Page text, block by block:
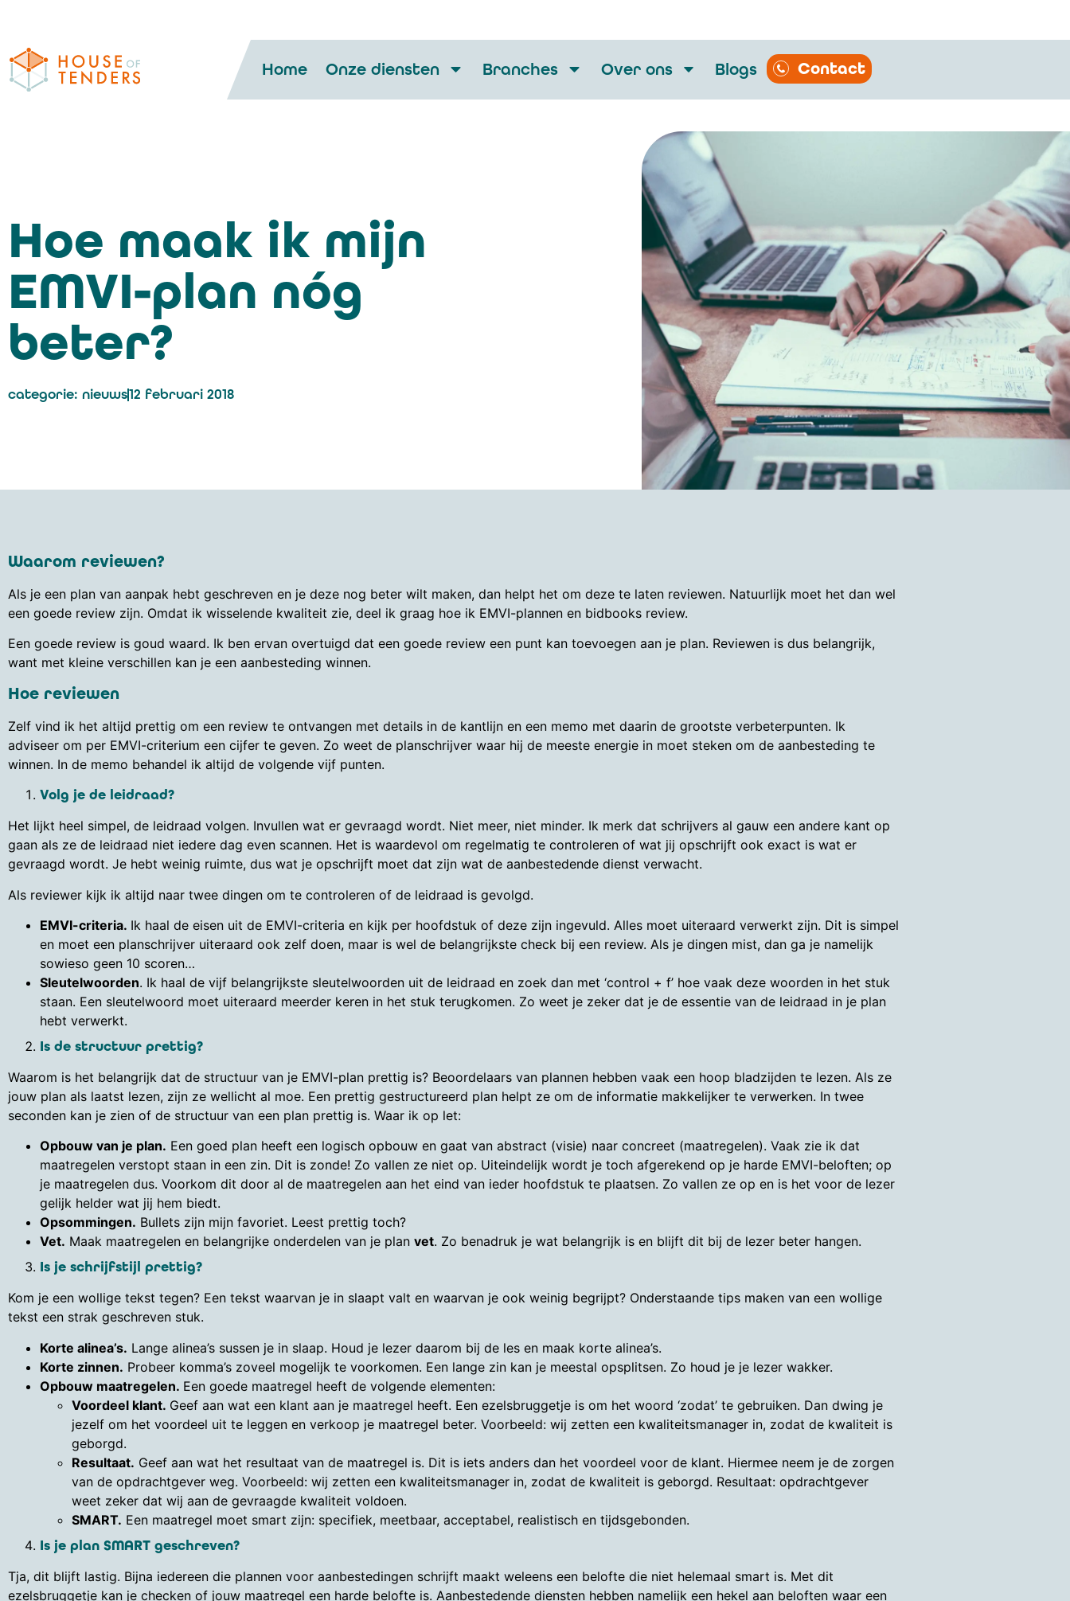
Home Onze diensten Branches Over ons Blogs Contact
Hoe maak ik mijn
EMVI-plan nóg
beter?
categorie: nieuws12 februari 2018
Waarom reviewen?
Als je een plan van aanpak hebt geschreven en je deze nog beter wilt maken, dan helpt het om deze te laten reviewen. Natuurlijk moet het dan wel
een goede review zijn. Omdat ik wisselende kwaliteit zie, deel ik graag hoe ik EMVI-plannen en bidbooks review.
Een goede review is goud waard. Ik ben ervan overtuigd dat een goede review een punt kan toevoegen aan je plan. Reviewen is dus belangrijk,
want met kleine verschillen kan je een aanbesteding winnen.
Hoe reviewen
Zelf vind ik het altijd prettig om een review te ontvangen met details in de kantlijn en een memo met daarin de grootste verbeterpunten. Ik
adviseer om per EMVI-criterium een cijfer te geven. Zo weet de planschrijver waar hij de meeste energie in moet steken om de aanbesteding te
winnen. In de memo behandel ik altijd de volgende vijf punten.
Volg je de leidraad?
Het lijkt heel simpel, de leidraad volgen. Invullen wat er gevraagd wordt. Niet meer, niet minder. Ik merk dat schrijvers al gauw een andere kant op
gaan als ze de leidraad niet iedere dag even scannen. Het is waardevol om regelmatig te controleren of wat jij opschrijft ook exact is wat er
gevraagd wordt. Je hebt weinig ruimte, dus wat je opschrijft moet dat zijn wat de aanbestedende dienst verwacht.
Als reviewer kijk ik altijd naar twee dingen om te controleren of de leidraad is gevolgd.
EMVI-criteria. Ik haal de eisen uit de EMVI-criteria en kijk per hoofdstuk of deze zijn ingevuld. Alles moet uiteraard verwerkt zijn. Dit is simpel
en moet een planschrijver uiteraard ook zelf doen, maar is wel de belangrijkste check bij een review. Als je dingen mist, dan ga je namelijk
sowieso geen 10 scoren…
Sleutelwoorden. Ik haal de vijf belangrijkste sleutelwoorden uit de leidraad en zoek dan met ‘control + f’ hoe vaak deze woorden in het stuk
staan. Een sleutelwoord moet uiteraard meerder keren in het stuk terugkomen. Zo weet je zeker dat je de essentie van de leidraad in je plan
hebt verwerkt.
Is de structuur prettig?
Waarom is het belangrijk dat de structuur van je EMVI-plan prettig is? Beoordelaars van plannen hebben vaak een hoop bladzijden te lezen. Als ze
jouw plan als laatst lezen, zijn ze wellicht al moe. Een prettig gestructureerd plan helpt ze om de informatie makkelijker te verwerken. In twee
seconden kan je zien of de structuur van een plan prettig is. Waar ik op let:
Opbouw van je plan. Een goed plan heeft een logisch opbouw en gaat van abstract (visie) naar concreet (maatregelen). Vaak zie ik dat
maatregelen verstopt staan in een zin. Dit is zonde! Zo vallen ze niet op. Uiteindelijk wordt je toch afgerekend op je harde EMVI-beloften; op
je maatregelen dus. Voorkom dit door al de maatregelen aan het eind van ieder hoofdstuk te plaatsen. Zo vallen ze op en is het voor de lezer
gelijk helder wat jij hem biedt.
Opsommingen. Bullets zijn mijn favoriet. Leest prettig toch?
Vet. Maak maatregelen en belangrijke onderdelen van je plan vet. Zo benadruk je wat belangrijk is en blijft dit bij de lezer beter hangen.
Is je schrijfstijl prettig?
Kom je een wollige tekst tegen? Een tekst waarvan je in slaapt valt en waarvan je ook weinig begrijpt? Onderstaande tips maken van een wollige
tekst een strak geschreven stuk.
Korte alinea’s. Lange alinea’s sussen je in slaap. Houd je lezer daarom bij de les en maak korte alinea’s.
Korte zinnen. Probeer komma’s zoveel mogelijk te voorkomen. Een lange zin kan je meestal opsplitsen. Zo houd je je lezer wakker.
Opbouw maatregelen. Een goede maatregel heeft de volgende elementen:
Voordeel klant. Geef aan wat een klant aan je maatregel heeft. Een ezelsbruggetje is om het woord ‘zodat’ te gebruiken. Dan dwing je
jezelf om het voordeel uit te leggen en verkoop je maatregel beter. Voorbeeld: wij zetten een kwaliteitsmanager in, zodat de kwaliteit is
geborgd.
Resultaat. Geef aan wat het resultaat van de maatregel is. Dit is iets anders dan het voordeel voor de klant. Hiermee neem je de zorgen
van de opdrachtgever weg. Voorbeeld: wij zetten een kwaliteitsmanager in, zodat de kwaliteit is geborgd. Resultaat: opdrachtgever
weet zeker dat wij aan de gevraagde kwaliteit voldoen.
SMART. Een maatregel moet smart zijn: specifiek, meetbaar, acceptabel, realistisch en tijdsgebonden.
Is je plan SMART geschreven?
Tja, dit blijft lastig. Bijna iedereen die plannen voor aanbestedingen schrijft maakt weleens een belofte die niet helemaal smart is. Met dit
ezelsbruggetje kan je checken of jouw maatregel een harde belofte is. Aanbestedende diensten hebben namelijk een hekel aan beloften waar een